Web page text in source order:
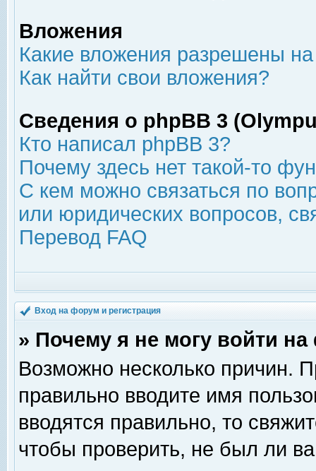
Вложения
Какие вложения разрешены
Как найти свои вложения?
Сведения о phpBB 3
Кто написал phpBB 3?
Почему здесь нет такой-то
С кем можно связаться по
или юридических вопросов,
Перевод FAQ
Вход на форум и регистрация
» Почему я не могу войти
Возможно несколько причин.
правильно вводите имя
вводятся правильно, то
чтобы проверить, не был ли